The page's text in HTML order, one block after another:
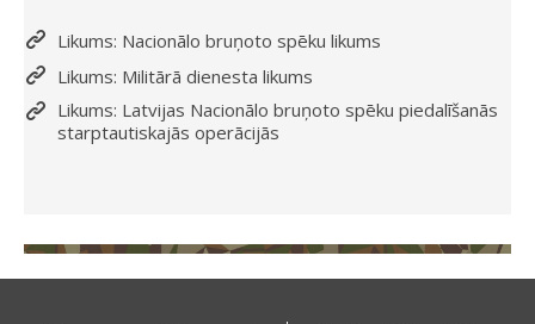
Likums: Nacionālo bruņoto spēku likums
Likums: Militārā dienesta likums
Likums: Latvijas Nacionālo bruņoto spēku piedalīšanās
starptautiskajās operācijās